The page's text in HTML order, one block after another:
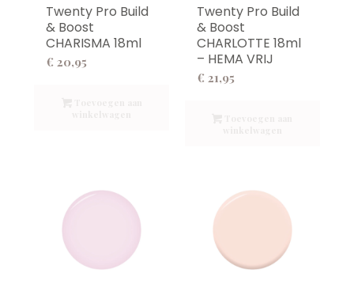
Twenty Pro Build
& Boost
CHARISMA 18ml
€ 20,95
Twenty Pro Build
& Boost
CHARLOTTE 18ml
– HEMA VRIJ
€ 21,95